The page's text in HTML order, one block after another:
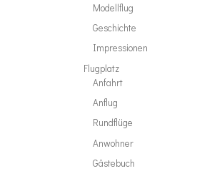
Modellflug
Geschichte
Impressionen
Flugplatz
Anfahrt
Anflug
Rundflüge
Anwohner
Gästebuch